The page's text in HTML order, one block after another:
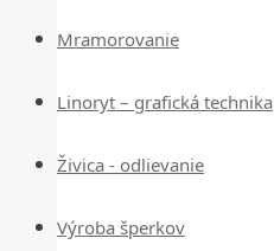
Mramorovanie
Linoryt – grafická technika
Živica - odlievanie
Výroba šperkov